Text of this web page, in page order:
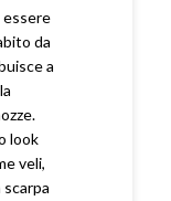
essere
da
a
look
veli,